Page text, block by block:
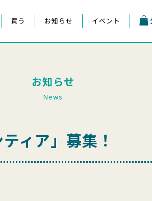
買う お知らせ イベント
お知らせ
News
ィア」募集！